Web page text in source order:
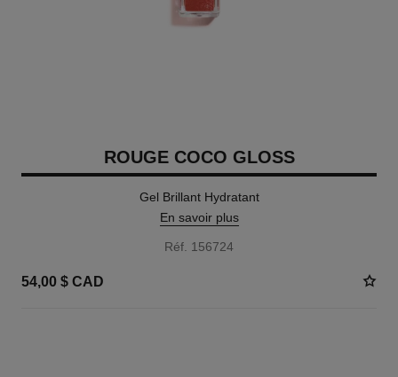
ROUGE COCO GLOSS
Gel Brillant Hydratant
En savoir plus
Réf. 156724
54,00 $ CAD